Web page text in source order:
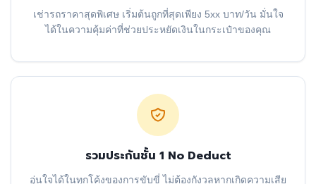
เช่ารถราคาสุดพิเศษ เริ่มต้นถูกที่สุดเพียง 5xx บาท/วัน มั่นใจ
ได้ในความคุ้มค่าที่ช่วยประหยัดเงินในกระเป๋าของคุณ
รวมประกันชั้น 1 No Deduct
อุ่นใจได้ในทุกโค้งของการขับขี่ ไม่ต้องกังวลหากเกิดความเสีย